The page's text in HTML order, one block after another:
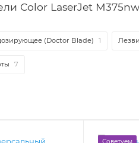
Color LaserJet
(Doctor Blade) 1
7